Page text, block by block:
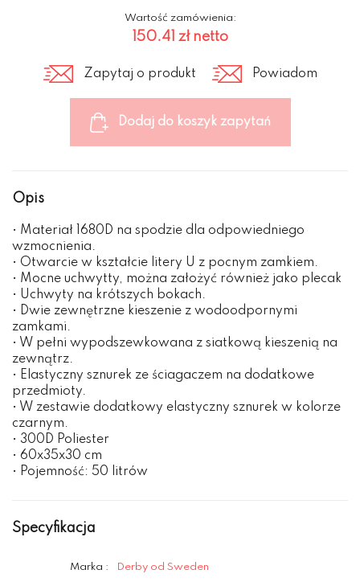
Wartość zamówienia:
150.41 złnetto
Zapytaj o produkt Powiadom
Dodaj do koszyk zapytań
Opis
• Materiał 1680D na spodzie dla odpowiedniego
wzmocnienia.
• Otwarcie w kształcie litery U z pocnym zamkiem.
• Mocne uchwytty, można założyć również jako plecak
• Uchwyty na krótszych bokach.
• Dwie zewnętrzne kieszenie z wodoodpornymi
zamkami.
• W pełni wypodszewkowana z siatkową kieszenią na
zewnątrz.
• Elastyczny sznurek ze ściagaczem na dodatkowe
przedmioty.
• W zestawie dodatkowy elastyczny sznurek w kolorze
czarnym.
• 300D Poliester
• 60x35x30 cm
• Pojemność: 50 litrów
Specyfikacja
Marka : Derby od Sweden